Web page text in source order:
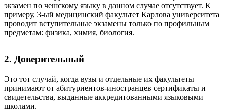
экзамен по чешскому языку в данном случае отсутствует. К
примеру, 3-ый медицинский факультет Карлова университета
проводит вступительные экзамены только по профильным
предметам: физика, химия, биология.
2. Доверительный
Это тот случай, когда вузы и отдельные их факультеты
принимают от абитуриентов-иностранцев сертификаты и
свидетельства, выданные аккредитованными языковыми
школами.